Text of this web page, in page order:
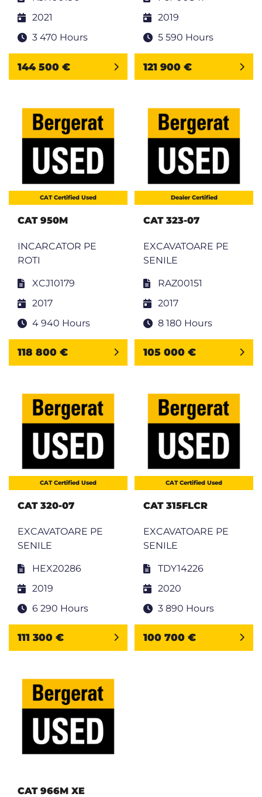
2021
3 470 Hours
144 500 €
2019
5 590 Hours
121 900 €
CAT Certified Used
CAT 950M
INCARCATOR PE
ROTI
XCJ10179
2017
4 940 Hours
118 800 €
Dealer Certified
CAT 323-07
EXCAVATOARE PE
SENILE
RAZ00151
2017
8 180 Hours
105 000 €
CAT Certified Used
CAT 320-07
EXCAVATOARE PE
SENILE
HEX20286
2019
6 290 Hours
111 300 €
CAT Certified Used
CAT 315FLCR
EXCAVATOARE PE
SENILE
TDY14226
2020
3 890 Hours
100 700 €
CAT 966M XE